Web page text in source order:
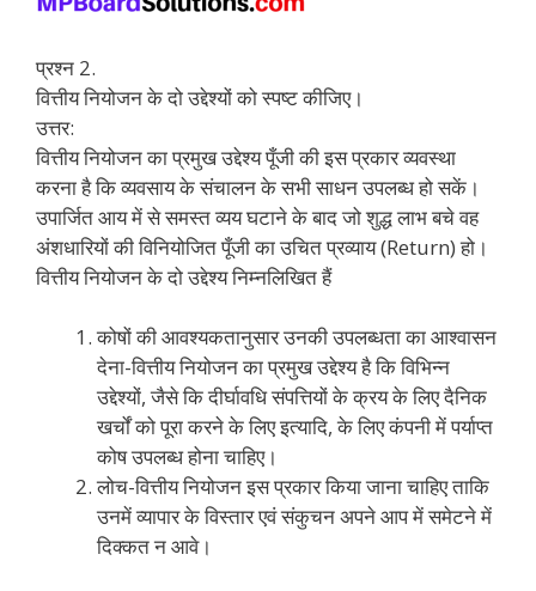
प्रश्न 2.
वित्तीय नियोजन के दो उद्देश्यों को स्पष्ट कीजिए।
उत्तर:
वित्तीय नियोजन का प्रमुख उद्देश्य पूँजी की इस प्रकार व्यवस्था
करना है कि व्यवसाय के संचालन के सभी साधन उपलब्ध हो सकें।
उपार्जित आय में से समस्त व्यय घटाने के बाद जो शुद्ध लाभ बचे वह
अंशधारियों की विनियोजित पूँजी का उचित प्रव्याय (Return) हो।
वित्तीय नियोजन के दो उद्देश्य निम्नलिखित हैं
कोषों की आवश्यकतानुसार उनकी उपलब्धता का आश्वासन
देना-वित्तीय नियोजन का प्रमुख उद्देश्य है कि विभिन्न
उद्देश्यों, जैसे कि दीर्घावधि संपत्तियों के क्रय के लिए दैनिक
खर्चों को पूरा करने के लिए इत्यादि, के लिए कंपनी में पर्याप्त
कोष उपलब्ध होना चाहिए।
लोच-वित्तीय नियोजन इस प्रकार किया जाना चाहिए ताकि
उनमें व्यापार के विस्तार एवं संकुचन अपने आप में समेटने में
दिक्कत न आवे।